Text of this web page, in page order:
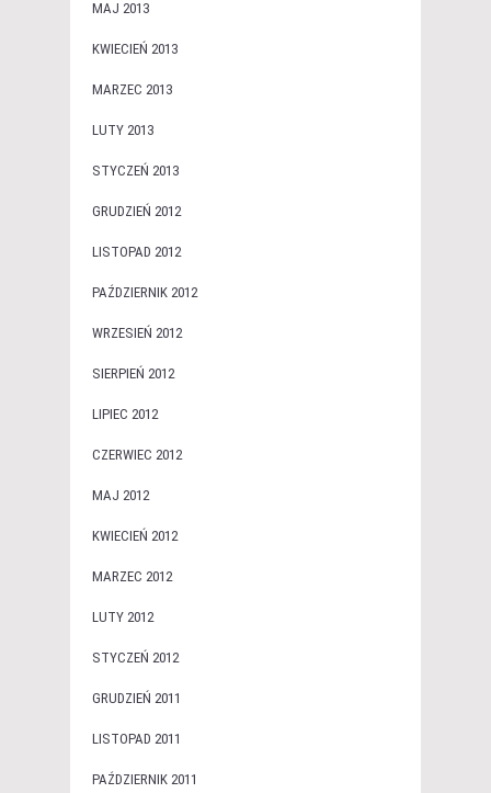
MAJ 2013
KWIECIEŃ 2013
MARZEC 2013
LUTY 2013
STYCZEŃ 2013
GRUDZIEŃ 2012
LISTOPAD 2012
PAŹDZIERNIK 2012
WRZESIEŃ 2012
SIERPIEŃ 2012
LIPIEC 2012
CZERWIEC 2012
MAJ 2012
KWIECIEŃ 2012
MARZEC 2012
LUTY 2012
STYCZEŃ 2012
GRUDZIEŃ 2011
LISTOPAD 2011
PAŹDZIERNIK 2011